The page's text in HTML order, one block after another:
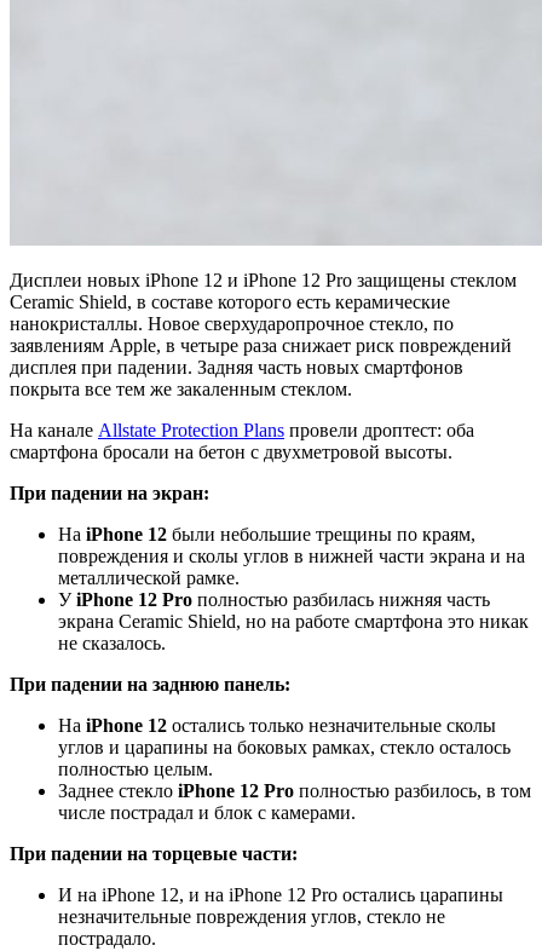
Дисплеи новых iPhone 12 и iPhone 12 Pro защищены стеклом
Ceramic Shield, в составе которого есть керамические
нанокристаллы. Новое сверхударопрочное стекло, по
заявлениям Apple, в четыре раза снижает риск повреждений
дисплея при падении. Задняя часть новых смартфонов
покрыта все тем же закаленным стеклом.
На канале Allstate Protection Plans провели дроптест: оба
смартфона бросали на бетон с двухметровой высоты.
При падении на экран:
На iPhone 12 были небольшие трещины по краям,
повреждения и сколы углов в нижней части экрана и на
металлической рамке.
УiPhone 12 Pro полностью разбилась нижняя часть
экрана Ceramic Shield, но на работе смартфона это никак
не сказалось.
При падении на заднюю панель:
На iPhone 12 остались только незначительные сколы
углов и царапины на боковых рамках, стекло осталось
полностью целым.
Заднее стекло iPhone 12 Pro полностью разбилось, в том
числе пострадал и блок с камерами.
При падении на торцевые части:
И на iPhone 12‌, и на ‌iPhone 12 Pro‌ остались царапины
незначительные повреждения углов, стекло не
пострадало.